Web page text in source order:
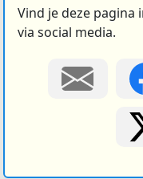
Vind je deze pagina
via social media.